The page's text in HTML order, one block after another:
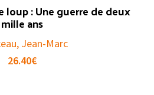
loup : Une guerre de deux
mille ans
Jean-Marc
26.40€